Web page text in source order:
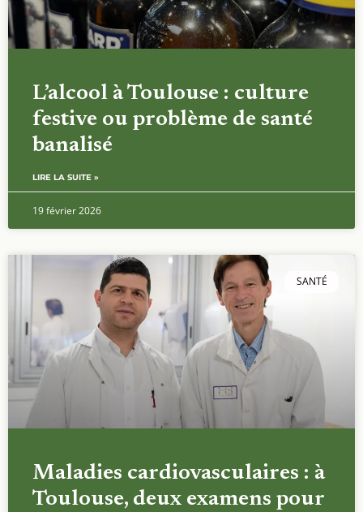
L’alcool à Toulouse : culture
festive ou problème de santé
banalisé
LIRE LA SUITE »
19 février 2026
SANTÉ
Maladies cardiovasculaires : à
Toulouse, deux examens pour